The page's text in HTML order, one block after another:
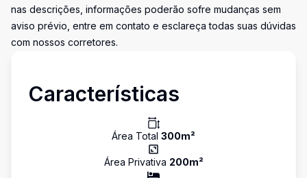
nas descrições, informações poderão sofre mudanças sem
aviso prévio, entre em contato e esclareça todas suas dúvidas
com nossos corretores.
Características
Área Total 300m²
Área Privativa 200m²